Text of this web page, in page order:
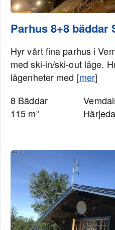
Parhus 8+8 bäddar
Hyr vårt fina parhus i
med ski-in/ski-out läge.
lägenheter med [mer]
8 Bäddar
115 m²